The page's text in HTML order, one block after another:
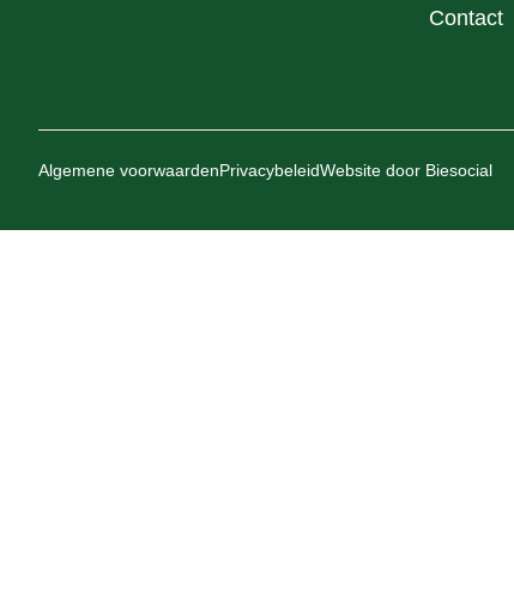
Contact
Algemene voorwaardenPrivacybeleidWebsite door Biesocial